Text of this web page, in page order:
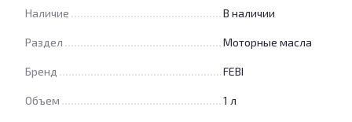
Наличие В наличии
Раздел Моторные масла
Бренд FEBI
Объем 1 л